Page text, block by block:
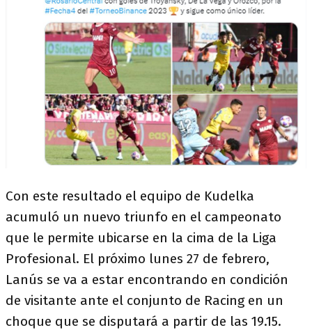
Con este resultado el equipo de Kudelka
acumuló un nuevo triunfo en el campeonato
que le permite ubicarse en la cima de la Liga
Profesional. El próximo lunes 27 de febrero,
Lanús se va a estar encontrando en condición
de visitante ante el conjunto de Racing en un
choque que se disputará a partir de las 19.15.